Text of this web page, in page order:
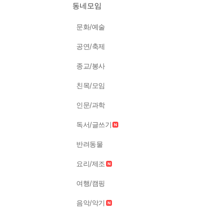
동네모임
문화/예술
공연/축제
종교/봉사
친목/모임
인문/과학
독서/글쓰기
반려동물
요리/제조
여행/캠핑
음악/악기